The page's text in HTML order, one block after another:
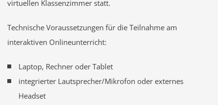
virtuellen Klassenzimmer statt.
Technische Voraussetzungen für die Teilnahme am
interaktiven Onlineunterricht:
Laptop, Rechner oder Tablet
integrierter Lautsprecher/Mikrofon oder externes
Headset